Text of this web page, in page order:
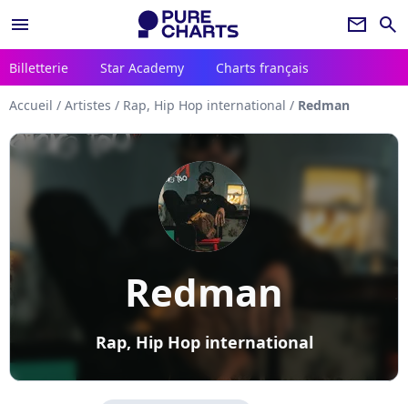
menu newsletter search
Billetterie Star Academy Charts français
Accueil / Artistes / Rap, Hip Hop international / Redman
Redman
Rap, Hip Hop international